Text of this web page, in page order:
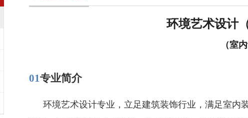
环境艺术设计
（室
01专业简介
环境艺术设计专业，立足建筑装饰行业，满足室内